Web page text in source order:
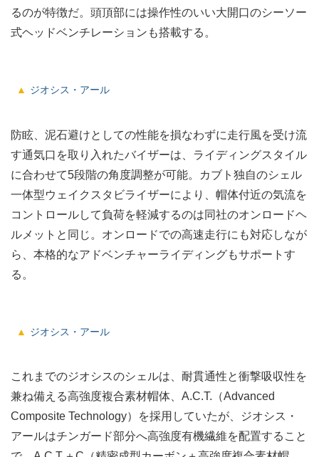
るのが特徴だ。頭頂部には操作性のいい大開口のシーソー
式ヘッドベンチレーションも搭載する。
ジオシス・アール
防眩、泥石避けとしての性能を損なわずに走行風を受け流
す通気口を取り入れたバイザーは、ライディングスタイル
に合わせて5段階の角度調整が可能。カブト独自のシェル
一体型ウェイクスタビライザーにより、帽体付近の気流を
コントロールして負荷を軽減するのは同社のオンロードヘ
ルメットと同じ。オンロードでの高速走行にも対応しなが
ら、本格的なアドベンチャーライディングもサポートす
る。
ジオシス・アール
これまでのジオシスのシェルは、耐貫通性と衝撃吸収性を
兼ね備える高強度複合素材帽体、A.C.T. （Advanced
Composite Technology）
を採用していたが、ジオシス・
アールはチンガード部分へ高強度有機繊維を配置すること